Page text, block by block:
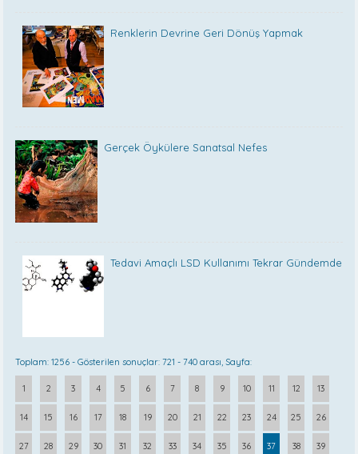
Renklerin Devrine Geri Dönüş Yapmak
Gerçek Öykülere Sanatsal Nefes
Tedavi Amaçlı LSD Kullanımı Tekrar Gündemde
Toplam: 1256 - Gösterilen sonuçlar: 721 - 740 arası, Sayfa:
1 2 3 4 5 6 7 8 9 10 11 12 13
14 15 16 17 18 19 20 21 22 23 24 25 26
27 28 29 30 31 32 33 34 35 36 37 38 39